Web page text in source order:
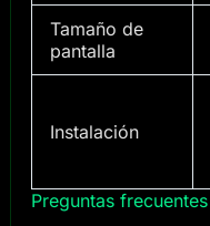
Tamaño de
pantalla
Instalación
Preguntas frecuentes